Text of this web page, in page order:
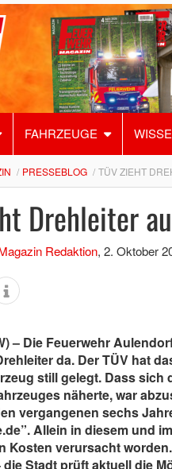
FAHRZEUGE
PRESSEBLOG TÜV ZIEHT
Drehleiter
Redaktion, 2. Oktober
– Die Feuerwehr
da. Der TÜV hat
still gelegt. Dass sich
näherte, war
vergangenen sechs
Allein in diesem und
Kosten verursacht
Stadt prüft aktuell die